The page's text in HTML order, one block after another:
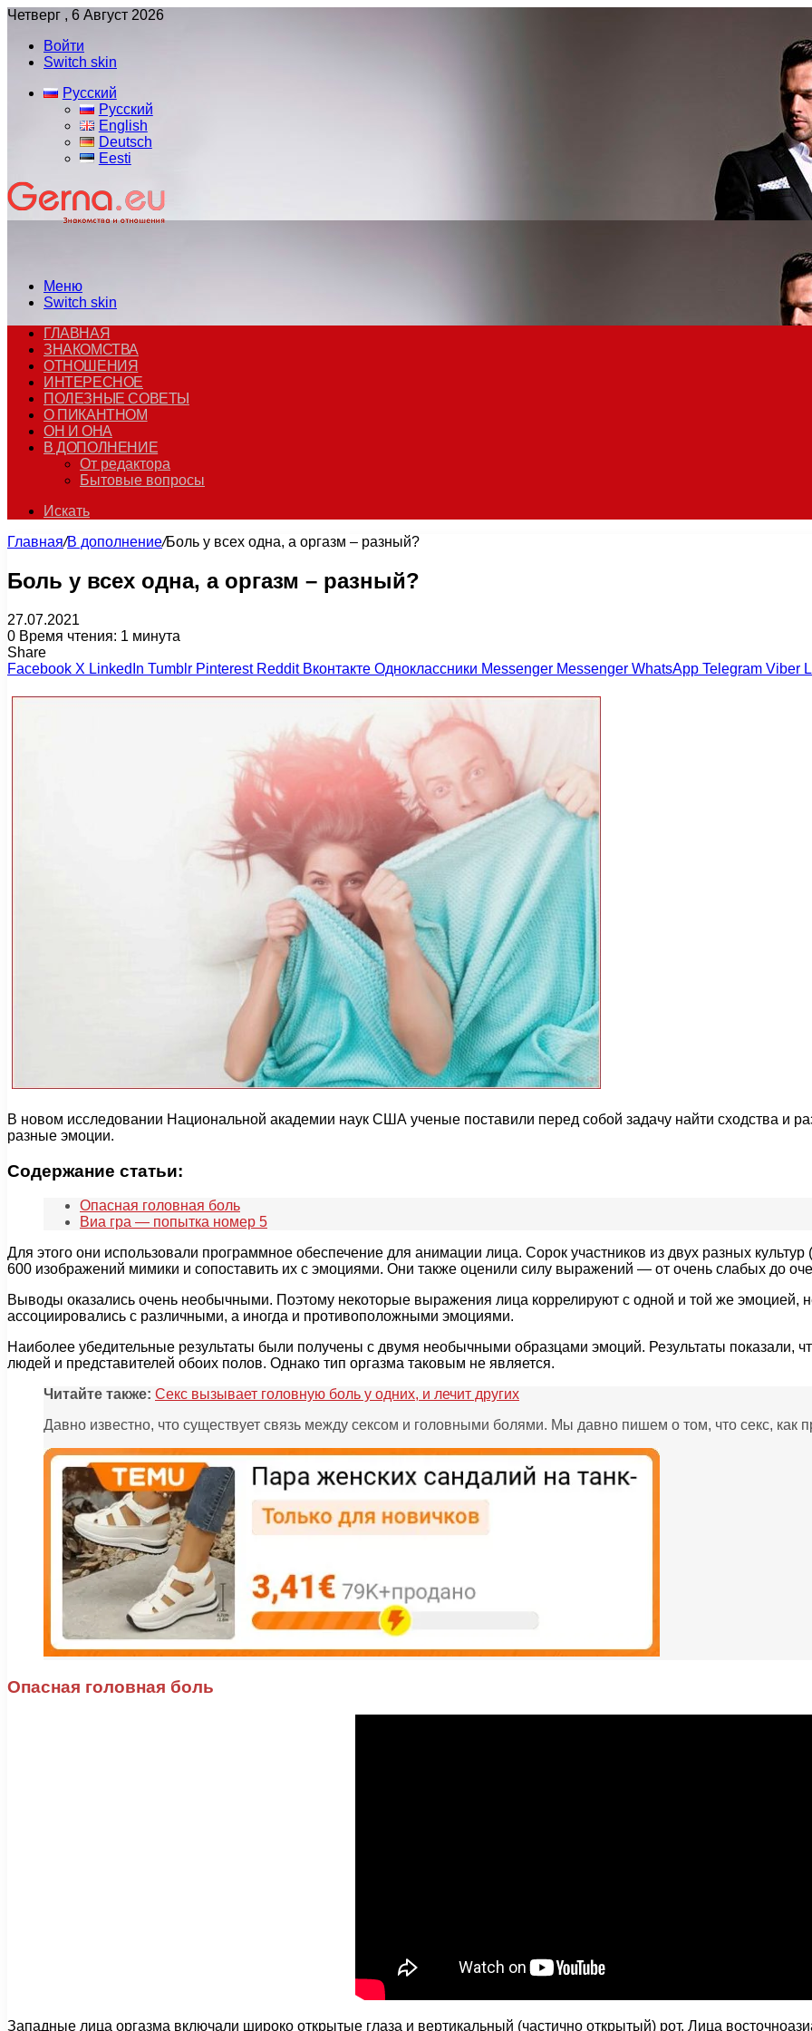
Четверг , 6 Август 2026
Войти
Switch skin
Русский
Русский
English
Deutsch
Eesti
Меню
Switch skin
ГЛАВНАЯ
ЗНАКОМСТВА
ОТНОШЕНИЯ
ИНТЕРЕСНОЕ
ПОЛЕЗНЫЕ СОВЕТЫ
О ПИКАНТНОМ
ОН И ОНА
В ДОПОЛНЕНИЕ
От редактора
Бытовые вопросы
Искать
Главная/В дополнение/Боль у всех одна, а оргазм – разный?
Боль у всех одна, а оргазм – разный?
27.07.2021
0 Время чтения: 1 минута
Share
Facebook X LinkedIn Tumblr Pinterest Reddit Вконтакте Одноклассники Messenger Messenger WhatsApp Telegram Viber
В новом исследовании Национальной академии наук США ученые поставили перед собой задачу найти сходства и
разные эмоции.
Содержание статьи:
Опасная головная боль
Виа гра — попытка номер 5
Для этого они использовали программное обеспечение для анимации лица. Сорок участников из двух разных
600 изображений мимики и сопоставить их с эмоциями. Они также оценили силу выражений — от очень слабых до
Выводы оказались очень необычными. Поэтому некоторые выражения лица коррелируют с одной и той же эмоцией,
ассоциировались с различными, а иногда и противоположными эмоциями.
Наиболее убедительные результаты были получены с двумя необычными образцами эмоций. Результаты показали,
людей и представителей обоих полов. Однако тип оргазма таковым не является.
Читайте также: Секс вызывает головную боль у одних, и лечит других
Давно известно, что существует связь между сексом и головными болями. Мы давно пишем о том, что секс, как
Опасная головная боль
Западные лица оргазма включали широко открытые глаза и вертикальный (частично открытый) рот. Лица